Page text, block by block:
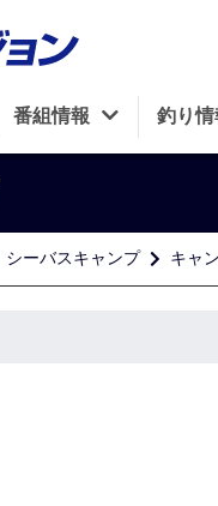
番組情報 釣り情
シーバスキャンプ キャ